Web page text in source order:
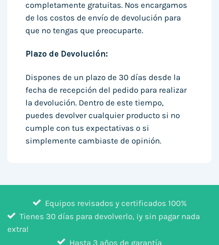
completamente gratuitas. Nos encargamos
de los costos de envío de devolución para
que no tengas que preocuparte.
Plazo de Devolución:
Dispones de un plazo de 30 días desde la
fecha de recepción del pedido para realizar
la devolución. Dentro de este tiempo,
puedes devolver cualquier producto si no
cumple con tus expectativas o si
simplemente cambiaste de opinión.
Equipos revisados y certificados 100%
Tienes 30 días para devolverlo, ¡y sin pagar nada
extra!
Hasta 3 años de garantía